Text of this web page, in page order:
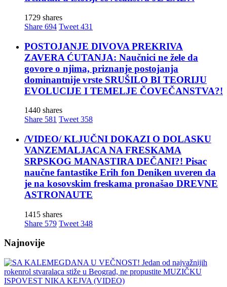
1729 shares
Share 694 Tweet 431
POSTOJANJE DIVOVA PREKRIVA
ZAVERA ĆUTANJA: Naučnici ne žele da
govore o njima, priznanje postojanja
dominantnije vrste SRUŠILO BI TEORIJU
EVOLUCIJE I TEMELJE ČOVEČANSTVA?!
1440 shares
Share 581 Tweet 358
/VIDEO/ KLJUČNI DOKAZI O DOLASKU
VANZEMALJACA NA FRESKAMA
SRPSKOG MANASTIRA DEČANI?! Pisac
naučne fantastike Erih fon Deniken uveren da
je na kosovskim freskama pronašao DREVNE
ASTRONAUTE
1415 shares
Share 579 Tweet 348
Najnovije